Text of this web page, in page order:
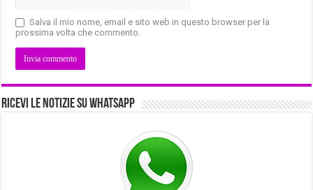
Salva il mio nome, email e sito web in questo browser per la
prossima volta che commento.
Ricevi le notizie su Whatsapp